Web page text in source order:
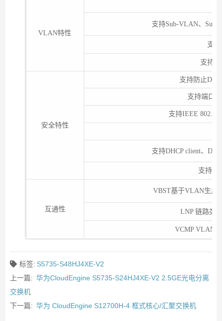
VLAN特性
支持Sub-VLAN、
支
支持
安全特性
支持防止
支持端口
支持IEEE
支持DHCP client、
支持
互通性
VBST基于VLAN生成
LNP 链路类
VCMP VLAN
标签: S5735-S48HJ4XE-V2
上一篇: 华为CloudEngine S5735-S24HJ4XE-V2 2.5GE光电分离
交换机
下一篇: 华为 CloudEngine S12700H-4 框式核心/汇聚交换机